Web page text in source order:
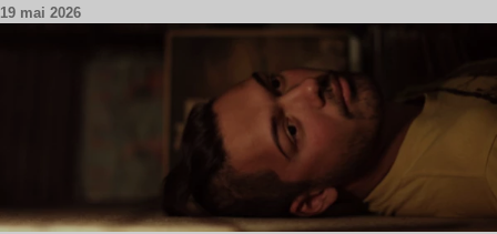
19 mai 2026